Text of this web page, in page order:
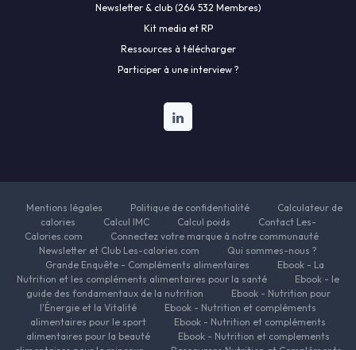
Newsletter & club (264 532 Membres)
Kit media et RP
Ressources à télécharger
Participer à une interview ?
Mentions légales Politique de confidentialité
Calculateur de
calories
Calcul IMC Calcul poids
Contact Les-
Calories.com
Connectez votre marque à notre communauté
Newsletter et Club Les-calories.com
Qui sommes-nous ?
Grande Enquête - Compléments alimentaires
Ebook - La
Nutrition et les compléments alimentaires pour la santé
Ebook - le
guide des fondamentaux de la nutrition
Ebook - Nutrition pour
l'Énergie et la Vitalité
Ebook - Nutrition et compléments
alimentaires pour le sport
Ebook - Nutrition et compléments
alimentaires pour la beauté
Ebook - Nutrition et complements